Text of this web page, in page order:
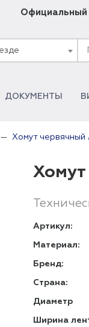
Официальный
ДОКУМЕНТЫ
Хомут
Артикул:
Материал:
Бренд:
Страна:
Диаметр
Ширина